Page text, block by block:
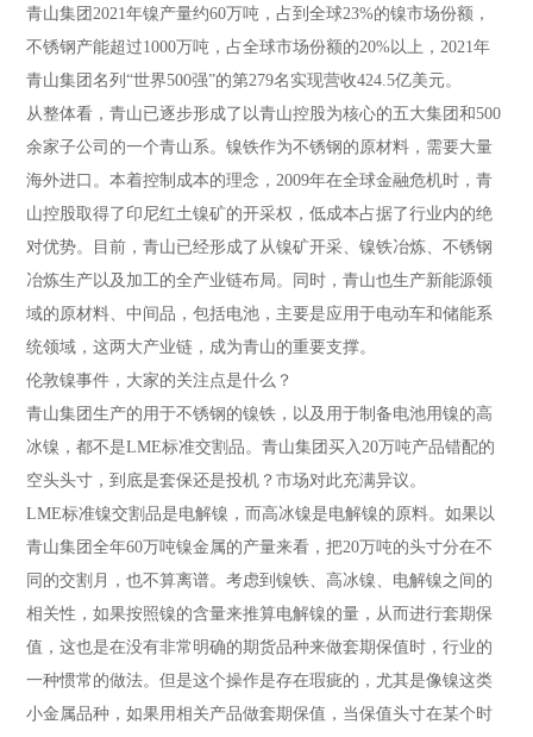
青山集团2021年镍产量约60万吨，占到全球23%的镍市场份额，
不锈钢产能超过1000万吨，占全球市场份额的20%以上，2021年
青山集团名列“世界500强”的第279名实现营收424.5亿美元。
从整体看，青山已逐步形成了以青山控股为核心的五大集团和500
余家子公司的一个青山系。镍铁作为不锈钢的原材料，需要大量
海外进口。本着控制成本的理念，2009年在全球金融危机时，青
山控股取得了印尼红土镍矿的开采权，低成本占据了行业内的绝
对优势。目前，青山已经形成了从镍矿开采、镍铁冶炼、不锈钢
冶炼生产以及加工的全产业链布局。同时，青山也生产新能源领
域的原材料、中间品，包括电池，主要是应用于电动车和储能系
统领域，这两大产业链，成为青山的重要支撑。
伦敦镍事件，大家的关注点是什么？
青山集团生产的用于不锈钢的镍铁，以及用于制备电池用镍的高
冰镍，都不是LME标准交割品。青山集团买入20万吨产品错配的
空头头寸，到底是套保还是投机？市场对此充满异议。
LME标准镍交割品是电解镍，而高冰镍是电解镍的原料。如果以
青山集团全年60万吨镍金属的产量来看，把20万吨的头寸分在不
同的交割月，也不算离谱。考虑到镍铁、高冰镍、电解镍之间的
相关性，如果按照镍的含量来推算电解镍的量，从而进行套期保
值，这也是在没有非常明确的期货品种来做套期保值时，行业的
一种惯常的做法。但是这个操作是存在瑕疵的，尤其是像镍这类
小金属品种，如果用相关产品做套期保值，当保值头寸在某个时